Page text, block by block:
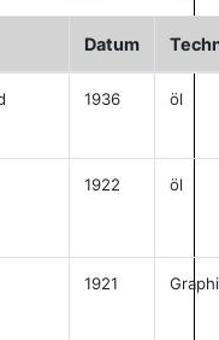
Datum
1936 öl
1922 öl
1921